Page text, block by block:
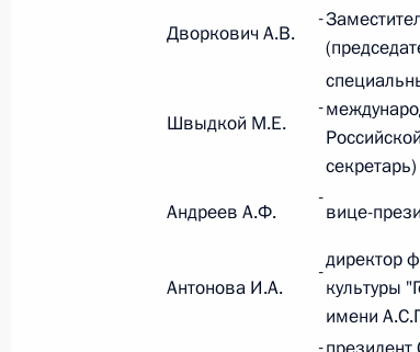
Федеральный закон от
О внесении изменений в
Федерального закона «Об
26 июля 2026 года
Федеральный закон от
О внесении изменений в
26 июля 2026 года
Дворкович А.В.
-
Швыдкой М.Е.
-
секретарь)
Андреев А.Ф.
-
вице-
Антонова И.А.
-директор
культуры
имени